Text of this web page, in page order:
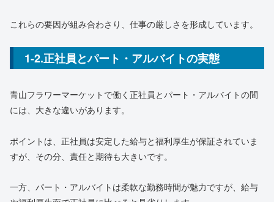
これらの要因が組み合わさり、仕事の厳しさを形成しています。
1-2.正社員とパート・アルバイトの実態
青山フラワーマーケットで働く正社員とパート・アルバイトの間
には、大きな違いがあります。
ポイントは、正社員は安定した給与と福利厚生が保証されていま
すが、その分、責任と期待も大きいです。
一方、パート・アルバイトは柔軟な勤務時間が魅力ですが、給与